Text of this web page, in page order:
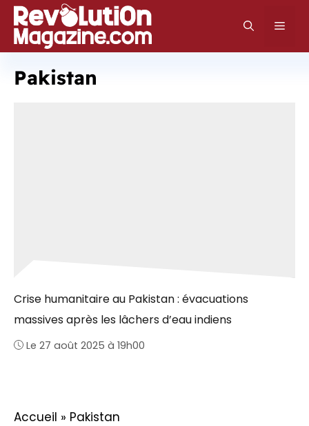
Aller
au
contenu
Pakistan
Crise humanitaire au Pakistan : évacuations
massives après les lâchers d’eau indiens
Le 27 août 2025 à 19h00
Accueil » Pakistan